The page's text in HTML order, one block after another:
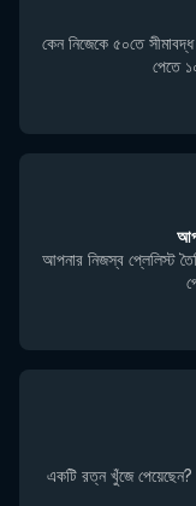
কেন নিজেকে ৫০তে
পেতে
আপনার নিজস্ব প্লেলিস্ট
একটি রত্ন খুঁজে পেয়েছেন?